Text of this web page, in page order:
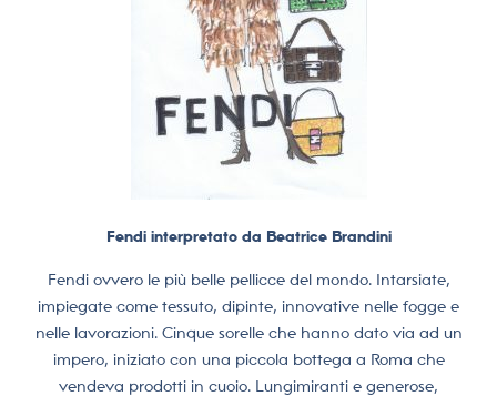
Fendi interpretato da Beatrice Brandini
Fendi ovvero le più belle pellicce del mondo. Intarsiate,
impiegate come tessuto, dipinte, innovative nelle fogge e
nelle lavorazioni. Cinque sorelle che hanno dato via ad un
impero, iniziato con una piccola bottega a Roma che
vendeva prodotti in cuoio. Lungimiranti e generose,